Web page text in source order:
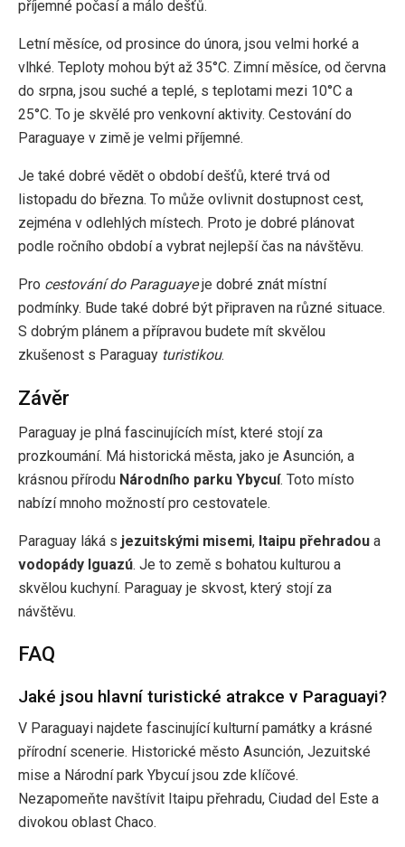
příjemné počasí a málo dešťů.
Letní měsíce, od prosince do února, jsou velmi horké a
vlhké. Teploty mohou být až 35°C. Zimní měsíce, od června
do srpna, jsou suché a teplé, s teplotami mezi 10°C a
25°C. To je skvělé pro venkovní aktivity. Cestování do
Paraguaye v zimě je velmi příjemné.
Je také dobré vědět o období dešťů, které trvá od
listopadu do března. To může ovlivnit dostupnost cest,
zejména v odlehlých místech. Proto je dobré plánovat
podle ročního období a vybrat nejlepší čas na návštěvu.
Pro cestování do Paraguayeje dobré znát místní
podmínky. Bude také dobré být připraven na různé situace.
S dobrým plánem a přípravou budete mít skvělou
zkušenost s Paraguay turistikou.
Závěr
Paraguay je plná fascinujících míst, které stojí za
prozkoumání. Má historická města, jako je Asunción, a
krásnou přírodu Národního parku Ybycuí. Toto místo
nabízí mnoho možností pro cestovatele.
Paraguay láká s jezuitskými misemi, Itaipu přehradou a
vodopády Iguazú. Je to země s bohatou kulturou a
skvělou kuchyní. Paraguay je skvost, který stojí za
návštěvu.
FAQ
Jaké jsou hlavní turistické atrakce v Paraguayi?
V Paraguayi najdete fascinující kulturní památky a krásné
přírodní scenerie. Historické město Asunción, Jezuitské
mise a Národní park Ybycuí jsou zde klíčové.
Nezapomeňte navštívit Itaipu přehradu, Ciudad del Este a
divokou oblast Chaco.